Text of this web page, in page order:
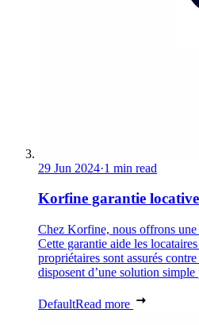
29 Jun 2024·1 min read
Korfine garantie
Chez Korfine, nous offrons
Cette garantie aide les
propriétaires sont assurés
disposent d’une solution simple
DefaultRead more